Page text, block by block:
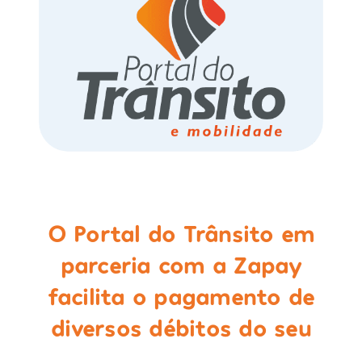
O Portal do Trânsito em
parceria com a Zapay
facilita o pagamento de
diversos débitos do seu